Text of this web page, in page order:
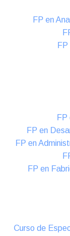
FP en
FP
FP en
FP en
FP en
Curso de